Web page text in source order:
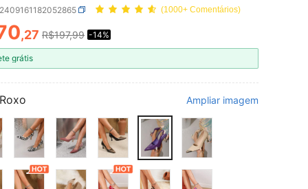
(1000+ Comentários)
AND AVAILABILITY
,27 R$197,99 -14%
grátis
Roxo Ampliar imagem